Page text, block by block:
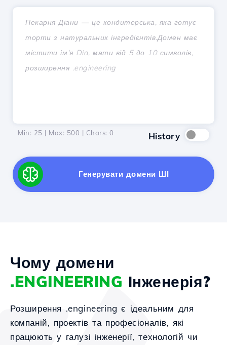
Min: 25 | Max: 500 | Chars: 0 History
Генерувати домени ШІ
Чому домени
.ENGINEERING Інженерія?
Розширення .engineering є ідеальним для
компаній, проектів та професіоналів, які
працюють у галузі інженерії, технологій чи